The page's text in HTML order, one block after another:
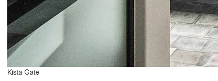
Kista Gate